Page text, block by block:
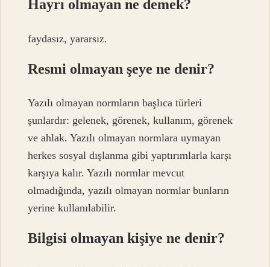
Hayrı olmayan ne demek?
faydasız, yararsız.
Resmi olmayan şeye ne denir?
Yazılı olmayan normların başlıca türleri
şunlardır: gelenek, görenek, kullanım, görenek
ve ahlak. Yazılı olmayan normlara uymayan
herkes sosyal dışlanma gibi yaptırımlarla karşı
karşıya kalır. Yazılı normlar mevcut
olmadığında, yazılı olmayan normlar bunların
yerine kullanılabilir.
Bilgisi olmayan kişiye ne denir?